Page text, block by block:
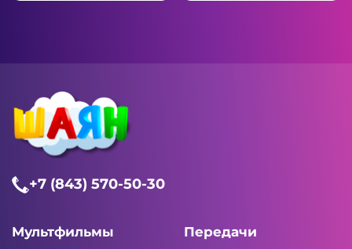
+7 (843) 570-50-30
Мультфильмы
Передачи